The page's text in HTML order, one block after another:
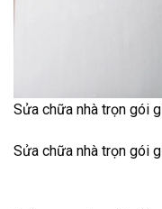
Sửa chữa nhà trọn gói
Sửa chữa nhà trọn gói